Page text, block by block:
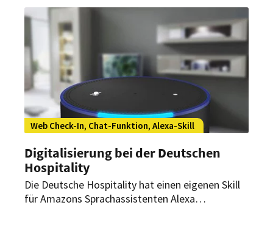
sich von der App bis zum Roboter.
Web Check-In, Chat-Funktion, Alexa-Skill
Digitalisierung bei der Deutschen
Hospitality
Die Deutsche Hospitality hat einen eigenen Skill
für Amazons Sprachassistenten Alexa